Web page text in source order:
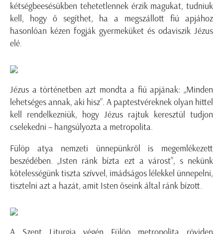
kétségbeesésükben tehetetlennek érzik magukat, tudniuk
kell, hogy ő segíthet, ha a megszállott fiú apjához
hasonlóan kézen fogják gyermeküket és odaviszik Jézus
elé.
Jézus a történetben azt mondta a fiú apjának: „Minden
lehetséges annak, aki hisz”. A paptestvéreknek olyan hittel
kell rendelkezniük, hogy Jézus rajtuk keresztül tudjon
cselekedni – hangsúlyozta a metropolita.
Fülöp atya nemzeti ünnepünkről is megemlékezett
beszédében. „Isten ránk bízta ezt a várost”, s nekünk
kötelességünk tiszta szívvel, imádságos lélekkel ünnepelni,
tisztelni azt a hazát, amit Isten őseink által ránk bízott.